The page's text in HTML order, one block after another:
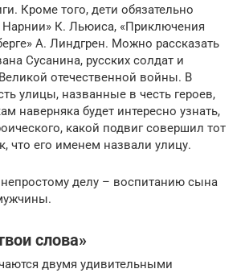
Кроме того, дети обязательно
Нарнии» К. Льюиса, «Приключения
А. Линдгрен. Можно рассказать
Сусанина, русских солдат и
отечественной войны. В
улицы, названные в честь героев,
наверняка будет интересно узнать,
какой подвиг совершил тот
что его именем назвали улицу.
делу – воспитанию сына
слова»
двумя удивительными